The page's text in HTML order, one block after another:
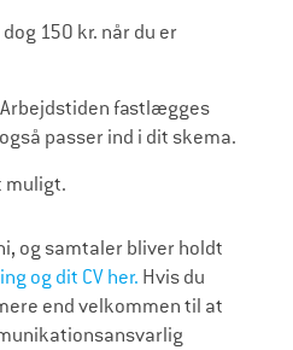
150 kr. når du er
Arbejdstiden fastlægges
passer ind i dit skema.
og samtaler bliver holdt
og dit CV her. Hvis du
end velkommen til at